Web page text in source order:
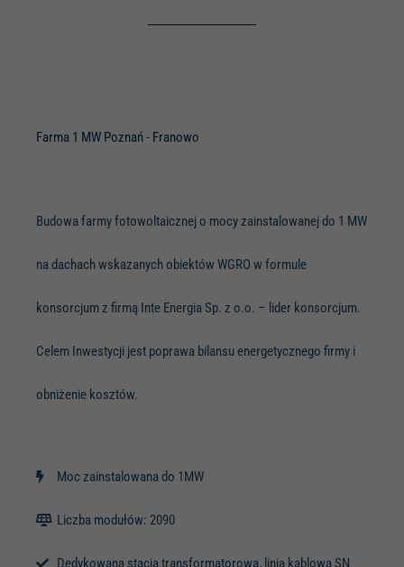
Farma 1 MW Poznań - Franowo
Budowa farmy fotowoltaicznej o mocy zainstalowanej do 1 MW
na dachach wskazanych obiektów WGRO w formule
konsorcjum z firmą Inte Energia Sp. z o.o. – lider konsorcjum.
Celem Inwestycji jest poprawa bilansu energetycznego firmy i
obniżenie kosztów.
Moc zainstalowana do 1MW
Liczba modułów: 2090
Dedykowana stacja transformatorowa, linia kablowa SN